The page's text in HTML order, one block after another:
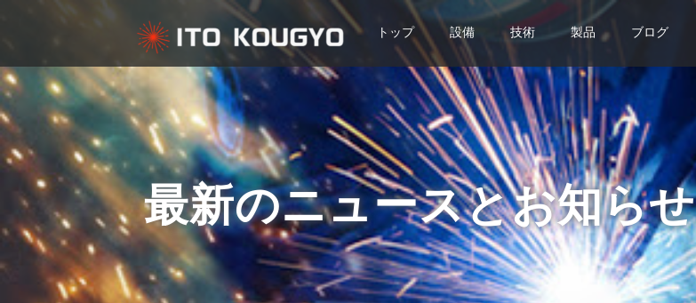
トップ 設備 技術 製品 ブログ
最新のニュースとお知らせ